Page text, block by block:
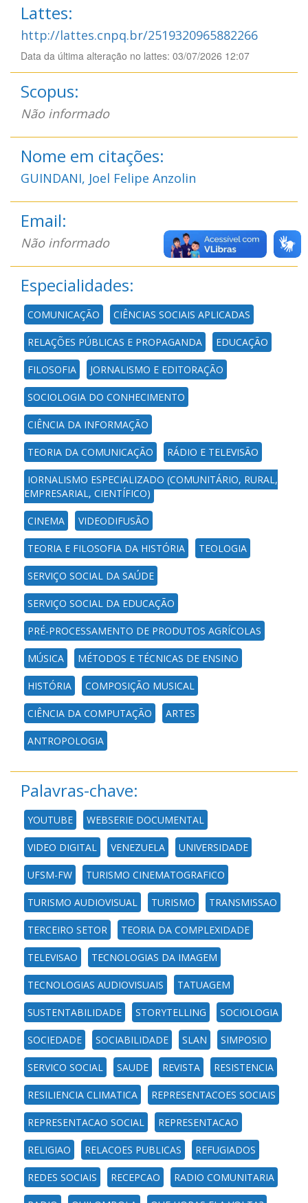
Lattes:
http://lattes.cnpq.br/2519320965882266
Data da última alteração no lattes: 03/07/2026 12:07
Scopus:
Não informado
Nome em citações:
GUINDANI, Joel Felipe Anzolin
Email:
Não informado
Especialidades:
COMUNICAÇÃO CIÊNCIAS SOCIAIS APLICADAS
RELAÇÕES PÚBLICAS E PROPAGANDA EDUCAÇÃO
FILOSOFIA JORNALISMO E EDITORAÇÃO
SOCIOLOGIA DO CONHECIMENTO
CIÊNCIA DA INFORMAÇÃO
TEORIA DA COMUNICAÇÃO RÁDIO E TELEVISÃO
JORNALISMO ESPECIALIZADO (COMUNITÁRIO, RURAL,
EMPRESARIAL, CIENTÍFICO)
CINEMA VIDEODIFUSÃO
TEORIA E FILOSOFIA DA HISTÓRIA TEOLOGIA
SERVIÇO SOCIAL DA SAÚDE
SERVIÇO SOCIAL DA EDUCAÇÃO
PRÉ-PROCESSAMENTO DE PRODUTOS AGRÍCOLAS
MÚSICA MÉTODOS E TÉCNICAS DE ENSINO
HISTÓRIA COMPOSIÇÃO MUSICAL
CIÊNCIA DA COMPUTAÇÃO ARTES
ANTROPOLOGIA
Palavras-chave:
YOUTUBE WEBSERIE DOCUMENTAL
VIDEO DIGITAL VENEZUELA UNIVERSIDADE
UFSM-FW TURISMO CINEMATOGRAFICO
TURISMO AUDIOVISUAL TURISMO TRANSMISSAO
TERCEIRO SETOR TEORIA DA COMPLEXIDADE
TELEVISAO TECNOLOGIAS DA IMAGEM
TECNOLOGIAS AUDIOVISUAIS TATUAGEM
SUSTENTABILIDADE STORYTELLING SOCIOLOGIA
SOCIEDADE SOCIABILIDADE SLAN SIMPOSIO
SERVICO SOCIAL SAUDE REVISTA RESISTENCIA
RESILIENCIA CLIMATICA REPRESENTACOES SOCIAIS
REPRESENTACAO SOCIAL REPRESENTACAO
RELIGIAO RELACOES PUBLICAS REFUGIADOS
REDES SOCIAIS RECEPCAO RADIO COMUNITARIA